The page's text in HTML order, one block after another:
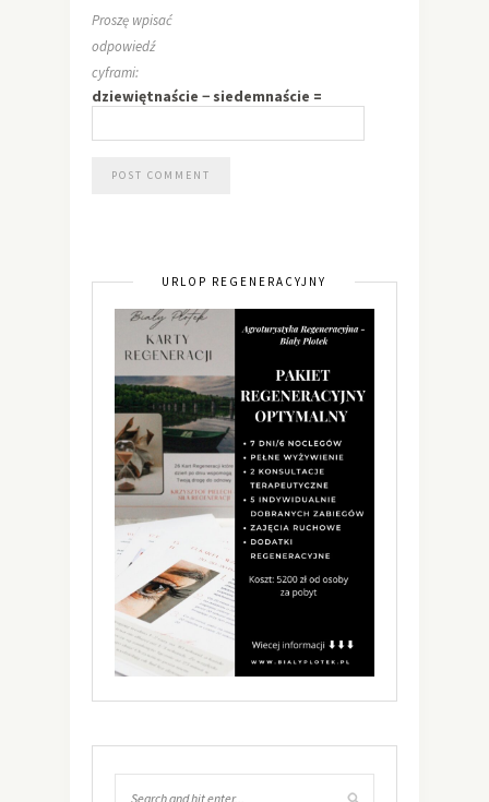
Proszę wpisać
odpowiedź
cyframi:
dziewiętnaście − siedemnaście =
URLOP REGENERACYJNY